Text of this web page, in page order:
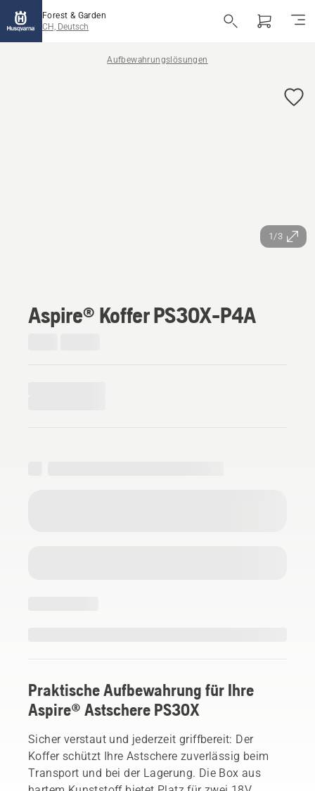
Forest & Garden
CH, Deutsch
Aufbewahrungslösungen
1/3
Aspire® Koffer PS30X-P4A
Praktische Aufbewahrung für Ihre
Aspire® Astschere PS30X
Sicher verstaut und jederzeit griffbereit: Der
Koffer schützt Ihre Astschere zuverlässig beim
Transport und bei der Lagerung. Die Box aus